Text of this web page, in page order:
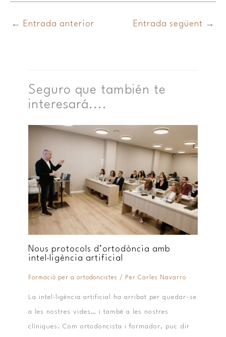
← Entrada anterior Entrada següent →
Seguro que también te
interesará....
Nous protocols d’ortodòncia amb
intel·ligència artificial
Formaciò per a ortodoncistes / Per Carles Navarro
La intel·ligència artificial ha arribat per quedar-se
a les nostres vides… i també a les nostres
clíniques. Com ortodoncista i formador, puc dir